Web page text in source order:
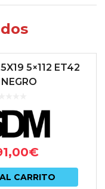
5×112 ET42
€
CARRITO